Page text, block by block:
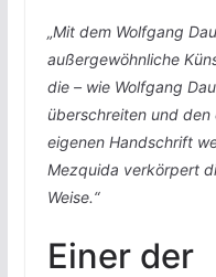
„Mit dem Wolfgang
außergewöhnliche
die – wie Wolfgang
überschreiten und
eigenen Handschrift
Mezquida verkörpert
Weise.“
Einer der